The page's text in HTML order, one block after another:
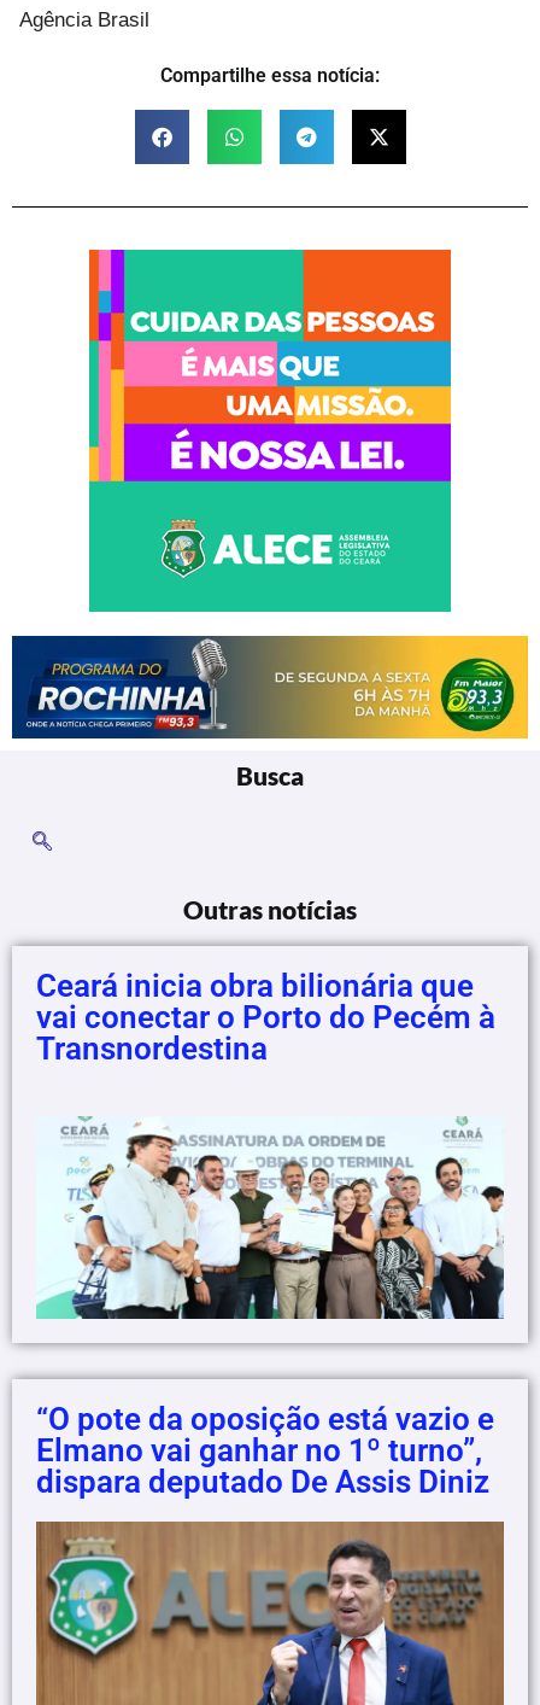
Agência Brasil
Compartilhe essa notícia:
Busca
Outras notícias
Ceará inicia obra bilionária que
vai conectar o Porto do Pecém à
Transnordestina
“O pote da oposição está vazio e
Elmano vai ganhar no 1º turno”,
dispara deputado De Assis Diniz